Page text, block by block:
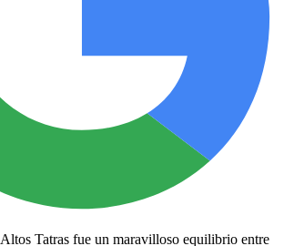
Tatras fue un maravilloso equilibrio entre